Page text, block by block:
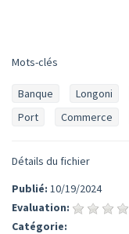
Mots-clés
Banque Longoni
Port
Commerce
Détails du fichier
Publié: 10/19/2024
Evaluation:
Catégorie: